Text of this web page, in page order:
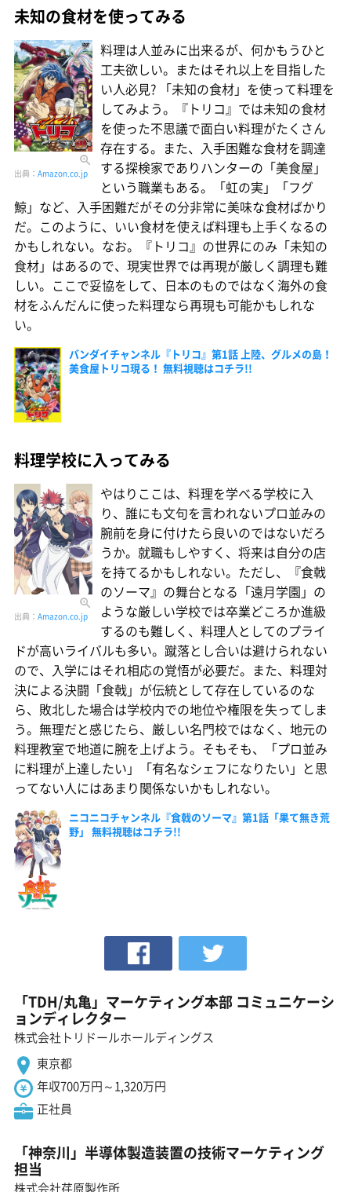
未知の食材を使ってみる
出典： Amazon.co.jp
料理は人並みに出来るが、何かもうひと
工夫欲しい。またはそれ以上を目指した
い人必見? 「未知の食材」を使って料理を
してみよう。『トリコ』では未知の食材
を使った不思議で面白い料理がたくさん
存在する。また、入手困難な食材を調達
する探検家でありハンターの「美食屋」
という職業もある。「虹の実」「フグ
鯨」など、入手困難だがその分非常に美味な食材ばかり
だ。このように、いい食材を使えば料理も上手くなるの
かもしれない。なお。『トリコ』の世界にのみ「未知の
食材」はあるので、現実世界では再現が厳しく調理も難
しい。ここで妥協をして、日本のものではなく海外の食
材をふんだんに使った料理なら再現も可能かもしれな
い。
バンダイチャンネル『トリコ』第1話 上陸、グルメの島！
美食屋トリコ現る！ 無料視聴はコチラ!!
料理学校に入ってみる
出典： Amazon.co.jp
やはりここは、料理を学べる学校に入
り、誰にも文句を言われないプロ並みの
腕前を身に付けたら良いのではないだろ
うか。就職もしやすく、将来は自分の店
を持てるかもしれない。ただし、『食戟
のソーマ』の舞台となる「遠月学園」の
ような厳しい学校では卒業どころか進級
するのも難しく、料理人としてのプライ
ドが高いライバルも多い。蹴落とし合いは避けられない
ので、入学にはそれ相応の覚悟が必要だ。また、料理対
決による決闘「食戟」が伝統として存在しているのな
ら、敗北した場合は学校内での地位や権限を失ってしま
う。無理だと感じたら、厳しい名門校ではなく、地元の
料理教室で地道に腕を上げよう。そもそも、「プロ並み
に料理が上達したい」「有名なシェフになりたい」と思
ってない人にはあまり関係ないかもしれない。
ニコニコチャンネル『食戟のソーマ』第1話「果て無き荒
野」 無料視聴はコチラ!!
「TDH/丸亀」マーケティング本部 コミュニケーシ
ョンディレクター
株式会社トリドールホールディングス
東京都
年収700万円～1,320万円
正社員
「神奈川」半導体製造装置の技術マーケティング
担当
株式会社荏原製作所